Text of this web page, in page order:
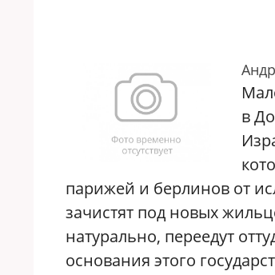
в
парижей и берлинов от
зачистят под новых
натурально, переедут
основания этого